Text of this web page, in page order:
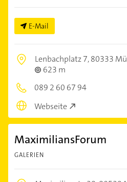
E-Mail
Lenbachplatz 7,80333
623 m
089 2 60 67 94
Webseite
MaximiliansForum
GALERIEN